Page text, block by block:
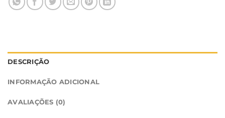
DESCRIÇÃO
INFORMAÇÃO ADICIONAL
AVALIAÇÕES (0)